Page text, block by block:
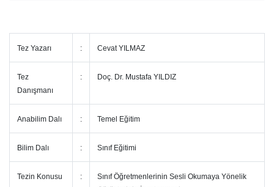
Tez Yazarı : Cevat YILMAZ
Tez
Danışmanı
: Doç. Dr. Mustafa YILDIZ
Anabilim Dalı : Temel Eğitim
Bilim Dalı : Sınıf Eğitimi
Tezin Konusu :
Sınıf Öğretmenlerinin Sesli Okumaya Yönelik